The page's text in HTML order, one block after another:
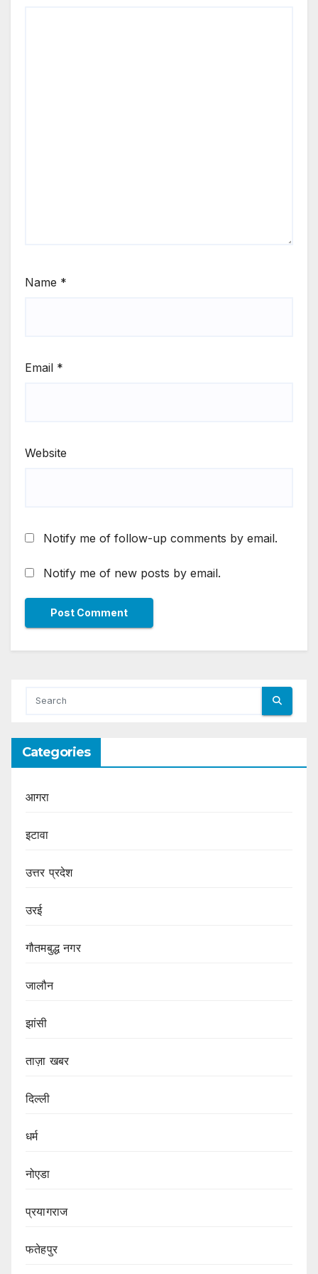
Name *
Email *
Website
Notify me of follow-up comments by email.
Notify me of new posts by email.
Categories
आगरा
इटावा
उत्तर प्रदेश
उरई
गौतमबुद्ध नगर
जालौन
झांसी
ताज़ा खबर
दिल्ली
धर्म
नोएडा
प्रयागराज
फतेहपुर